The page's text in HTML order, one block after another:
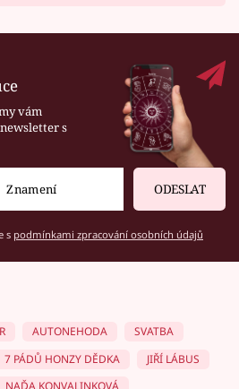
vám
s
ODESLAT
s podmínkami zpracování osobních údajů
AUTONEHODA
SVATBA
7 PÁDŮ HONZY DĚDKA
JIŘÍ LÁBUS